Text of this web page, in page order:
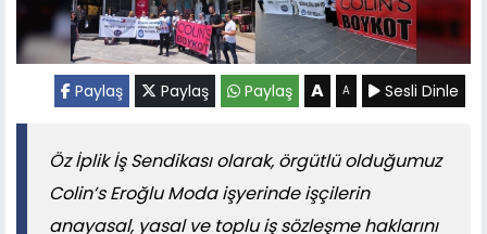
Paylaş Paylaş Paylaş A A Sesli Dinle
Öz İplik İş Sendikası olarak, örgütlü olduğumuz
Colin’s Eroğlu Moda işyerinde işçilerin
anayasal, yasal ve toplu iş sözleşme haklarını